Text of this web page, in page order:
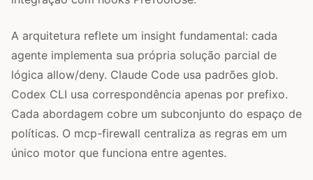
A arquitetura reflete um insight fundamental: cada
agente implementa sua própria solução parcial de
lógica allow/deny. Claude Code usa padrões glob.
Codex CLI usa correspondência apenas por prefixo.
Cada abordagem cobre um subconjunto do espaço de
políticas. O mcp-firewall centraliza as regras em um
único motor que funciona entre agentes.